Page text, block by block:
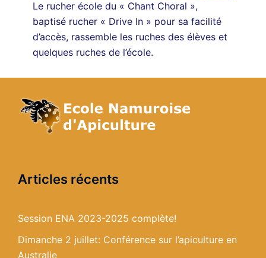
Le rucher école du « Chant Choral »,
baptisé rucher « Drive In » pour sa facilité
d’accès, rassemble les ruches des élèves et
quelques ruches de l’école.
Articles récents
Session ENA 2023-2025 complète!
Dimanche 2 juillet: Conférence sur l’apiculture en
Australie